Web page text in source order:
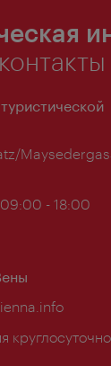
- 18:00
круглосуточно